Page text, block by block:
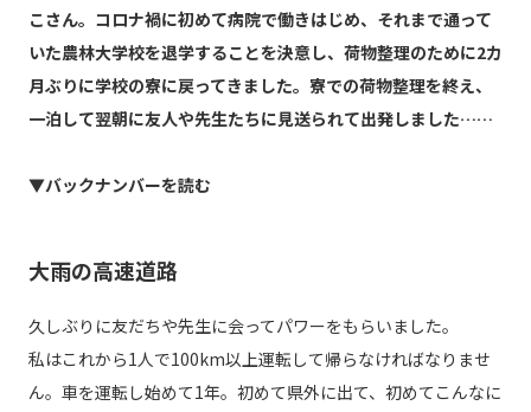
こさん。コロナ禍に初めて病院で働きはじめ、それまで通って
いた農林大学校を退学することを決意し、荷物整理のために2カ
月ぶりに学校の寮に戻ってきました。寮での荷物整理を終え、
一泊して翌朝に友人や先生たちに見送られて出発しました……
▼バックナンバーを読む
大雨の高速道路
久しぶりに友だちや先生に会ってパワーをもらいました。
私はこれから1人で100km以上運転して帰らなければなりませ
ん。車を運転し始めて1年。初めて県外に出て、初めてこんなに